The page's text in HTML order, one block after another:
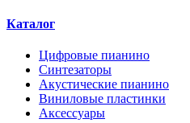
Каталог
Цифровые пианино
Синтезаторы
Акустические пианино
Виниловые пластинки
Аксессуары